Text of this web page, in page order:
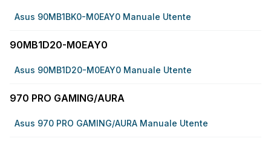
Asus 90MB1BK0-M0EAY0 Manuale Utente
90MB1D20-M0EAY0
Asus 90MB1D20-M0EAY0 Manuale Utente
970 PRO GAMING/AURA
Asus 970 PRO GAMING/AURA Manuale Utente